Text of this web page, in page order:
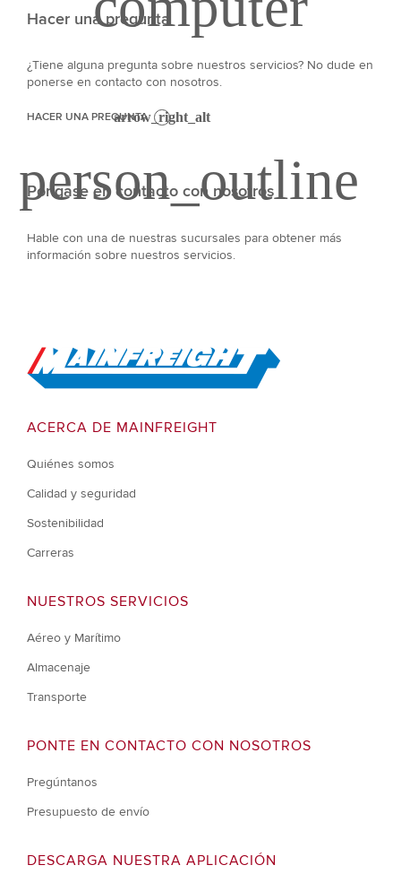
Hacer una pregunta
¿Tiene alguna pregunta sobre nuestros servicios? No dude en
ponerse en contacto con nosotros.
HACER UNA PREGUNTA
Póngase en contacto con nosotros
Hable con una de nuestras sucursales para obtener más
información sobre nuestros servicios.
Go to Home
ACERCA DE MAINFREIGHT
Quiénes somos
Calidad y seguridad
Sostenibilidad
Carreras
NUESTROS SERVICIOS
Aéreo y Marítimo
Almacenaje
Transporte
PONTE EN CONTACTO CON NOSOTROS
Pregúntanos
Presupuesto de envío
DESCARGA NUESTRA APLICACIÓN